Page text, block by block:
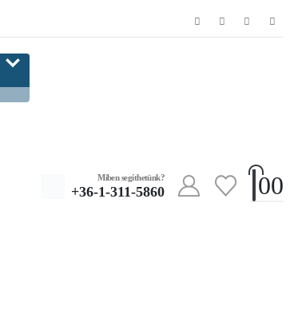
Miben segíthetünk?
+36-1-311-5860 00